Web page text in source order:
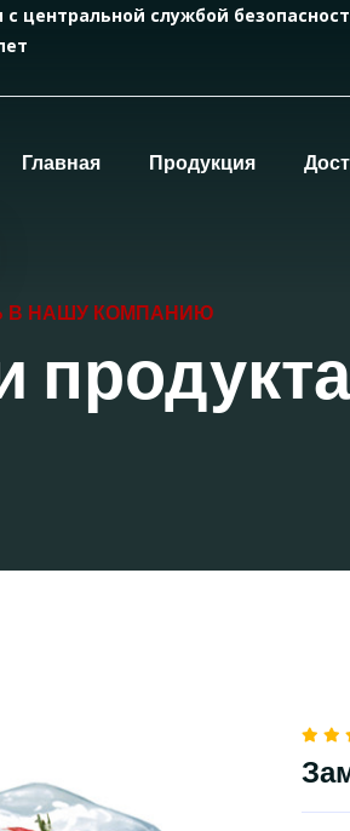
центральной службой
Главная Продукция
В НАШУ КОМПАНИЮ
продукта